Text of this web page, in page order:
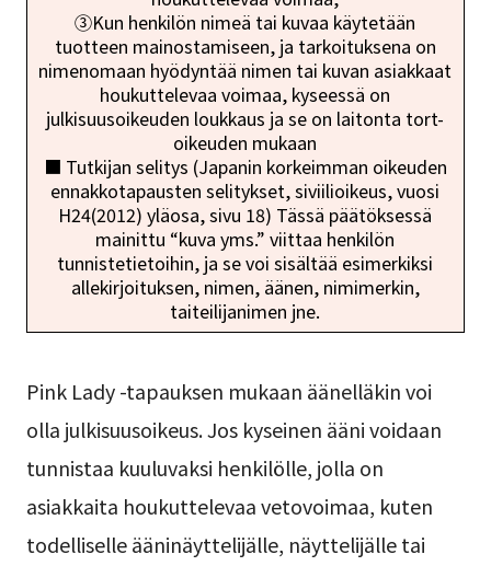
③Kun henkilön nimeä tai kuvaa käytetään
tuotteen mainostamiseen, ja tarkoituksena on
nimenomaan hyödyntää nimen tai kuvan asiakkaat
houkuttelevaa voimaa, kyseessä on
julkisuusoikeuden loukkaus ja se on laitonta tort-
oikeuden mukaan
■ Tutkijan selitys (Japanin korkeimman oikeuden
ennakkotapausten selitykset, siviilioikeus, vuosi
H24(2012) yläosa, sivu 18) Tässä päätöksessä
mainittu “kuva yms.” viittaa henkilön
tunnistetietoihin, ja se voi sisältää esimerkiksi
allekirjoituksen, nimen, äänen, nimimerkin,
taiteilijanimen jne.
Pink Lady -tapauksen mukaan äänelläkin voi
olla julkisuusoikeus. Jos kyseinen ääni voidaan
tunnistaa kuuluvaksi henkilölle, jolla on
asiakkaita houkuttelevaa vetovoimaa, kuten
todelliselle ääninäyttelijälle, näyttelijälle tai